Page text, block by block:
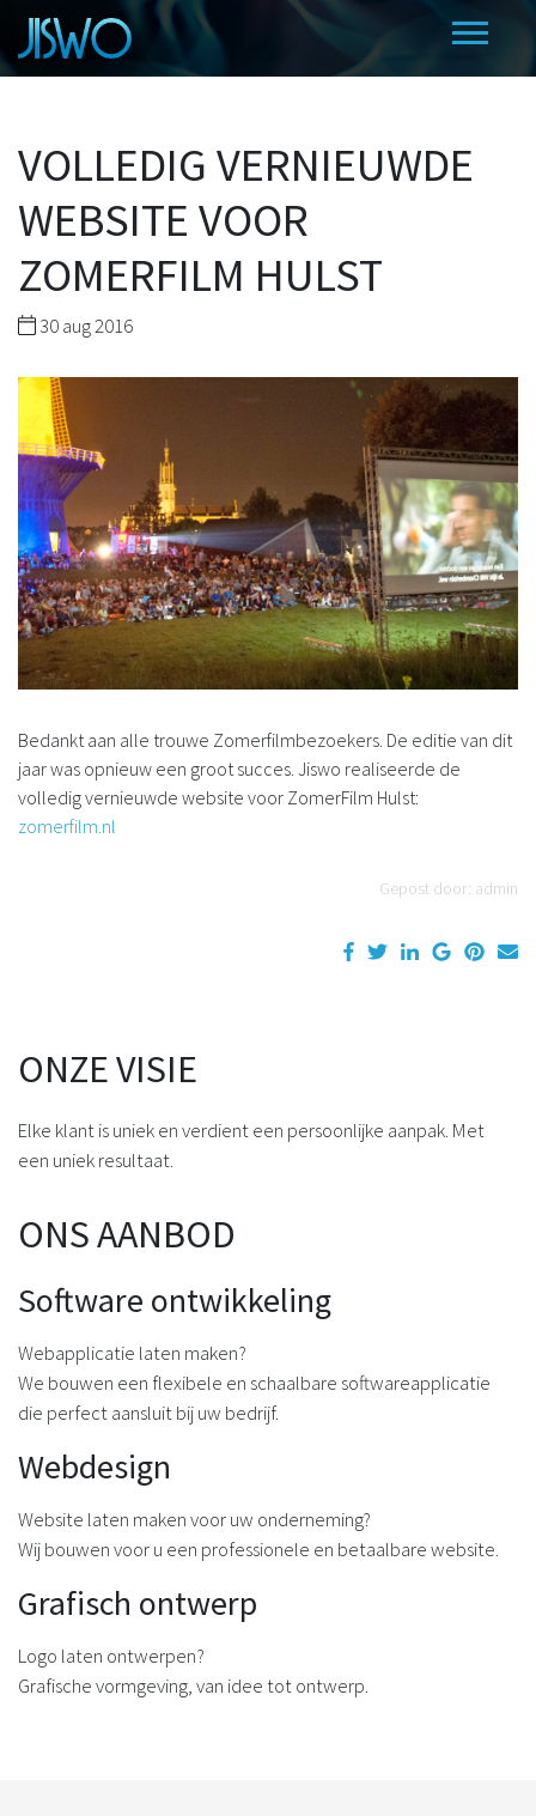
VOLLEDIG VERNIEUWDE
WEBSITE VOOR
ZOMERFILM HULST
30 aug 2016
Bedankt aan alle trouwe Zomerfilmbezoekers. De editie van dit
jaar was opnieuw een groot succes. Jiswo realiseerde de
volledig vernieuwde website voor ZomerFilm Hulst:
zomerfilm.nl
Gepost door: admin
ONZE VISIE
Elke klant is uniek en verdient een persoonlijke aanpak. Met
een uniek resultaat.
ONS AANBOD
Software ontwikkeling
Webapplicatie laten maken?
We bouwen een flexibele en schaalbare softwareapplicatie
die perfect aansluit bij uw bedrijf.
Webdesign
Website laten maken voor uw onderneming?
Wij bouwen voor u een professionele en betaalbare website.
Grafisch ontwerp
Logo laten ontwerpen?
Grafische vormgeving, van idee tot ontwerp.